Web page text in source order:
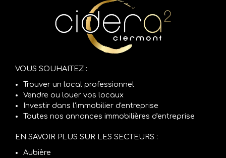
VOUS SOUHAITEZ :
Trouver un local professionnel
Vendre ou louer vos locaux
Investir dans l'immobilier d'entreprise
Toutes nos annonces immobilières d'entreprise
EN SAVOIR PLUS SUR LES SECTEURS :
Aubière